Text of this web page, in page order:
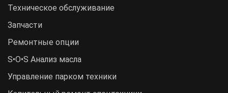
Техническое обслуживание
Запчасти
Ремонтные опции
S•O•S Анализ масла
Управление парком техники